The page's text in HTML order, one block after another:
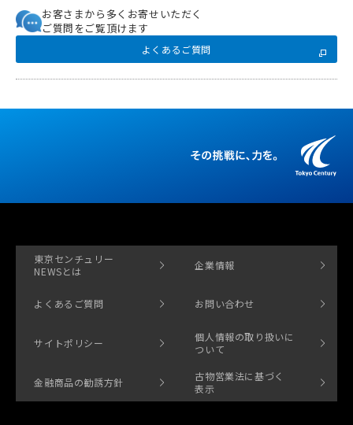
お客さまから多くお寄せいただく
ご質問をご覧頂けます
よくあるご質問
東京センチュリー
NEWSとは
企業情報
よくあるご質問 お問い合わせ
サイトポリシー
個人情報の取り扱いに
ついて
金融商品の勧誘方針
古物営業法に基づく
表示